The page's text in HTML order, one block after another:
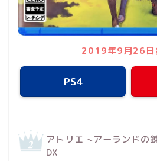
2019年9月26日
PS4
アトリエ ~アーランドの
DX